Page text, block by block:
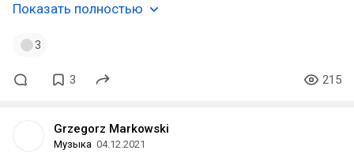
Показать полностью
3
3 215
Grzegorz Markowski
Музыка 04.12.2021